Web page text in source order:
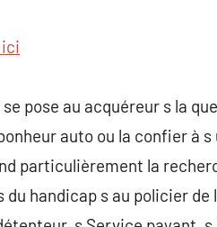
ici
pose au acquéreur s la
auto ou la confier à
particulièrement la
handicap s au policier de